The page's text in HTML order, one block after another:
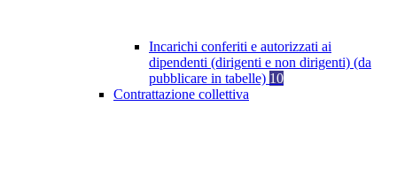
Incarichi conferiti e autorizzati ai
dipendenti (dirigenti e non dirigenti) (da
pubblicare in tabelle) 10
Contrattazione collettiva